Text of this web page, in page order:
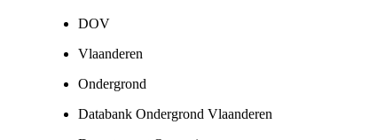
DOV
Vlaanderen
Ondergrond
Databank Ondergrond Vlaanderen